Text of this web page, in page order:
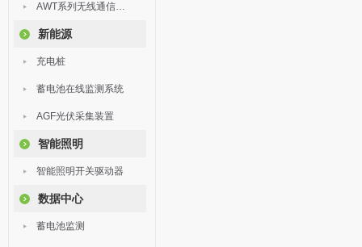
AWT系列无线通信终端
新能源
充电桩
蓄电池在线监测系统
AGF光伏采集装置
智能照明
智能照明开关驱动器
数据中心
蓄电池监测